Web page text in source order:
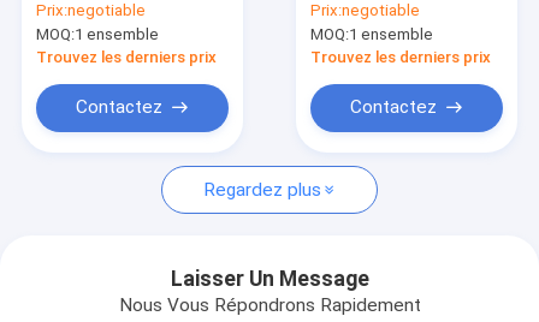
Demandez une citation
Machine manuelle de soudure par fusion de bout
Machine hydraulique de soudure par fusion de bout
Machine de soudure d'Electrofusion
par fusion de bout
certifié
Prix:negotiable
MOQ:1 ensemble
Trouvez les derniers prix
Contactez
machine de soudure
de 415V
Thermofusion
Prix:negotiable
MOQ:1 ensemble
Trouvez les derniers prix
Contactez
Regardez plus
Laisser Un Message
Nous Vous Répondrons Rapidement